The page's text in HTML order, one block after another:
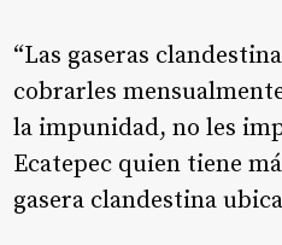
“Las gaseras
cobrarles
la impunidad, no les
Ecatepec quien tiene
gasera clandestina